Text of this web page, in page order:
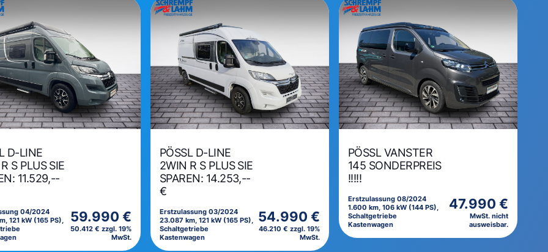
D-LINE
S PLUS SIE
11.529,--
04/2024
121 kW (165 PS),
59.990 €
50.412 € zzgl. 19%
MwSt.
PÖSSL D-LINE
2WIN R S PLUS SIE
SPAREN: 14.253,--
€
Erstzulassung 03/2024
23.087 km, 121 kW (165 PS),
Schaltgetriebe
Kastenwagen
54.990 €
46.210 € zzgl. 19%
MwSt.
PÖSSL VANSTER
145 SONDERPREIS
!!!!!
Erstzulassung 08/2024
1.600 km, 106 kW (144 PS),
Schaltgetriebe
Kastenwagen
47.990 €
MwSt. nicht
ausweisbar.